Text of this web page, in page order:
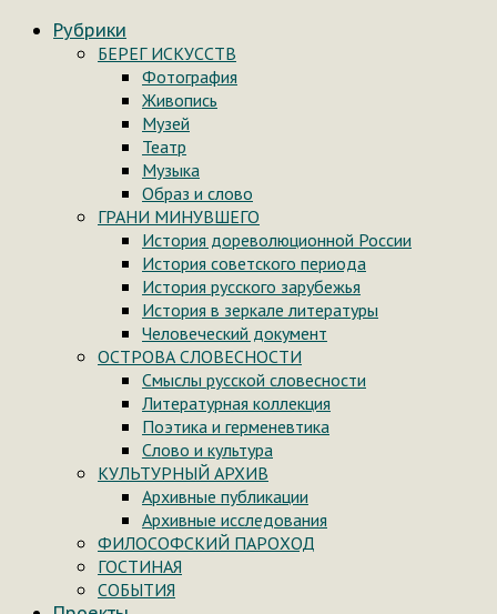
Рубрики
БЕРЕГ ИСКУССТВ
Фотография
Живопись
Музей
Театр
Музыка
Образ и слово
ГРАНИ МИНУВШЕГО
История дореволюционной России
История советского периода
История русского зарубежья
История в зеркале литературы
Человеческий документ
ОСТРОВА СЛОВЕСНОСТИ
Смыслы русской словесности
Литературная коллекция
Поэтика и герменевтика
Слово и культура
КУЛЬТУРНЫЙ АРХИВ
Архивные публикации
Архивные исследования
ФИЛОСОФСКИЙ ПАРОХОД
ГОСТИНАЯ
СОБЫТИЯ